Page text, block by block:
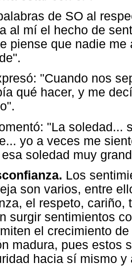
de SO al
al mí el hecho de
piense que nadie
"Cuando nos
qué hacer, y me
"La soledad...
yo a veces me
soledad muy
Los
son varios, entre
el respeto, cariño,
surgir sentimientos
el crecimiento
madura, pues estos
hacia sí mismo y